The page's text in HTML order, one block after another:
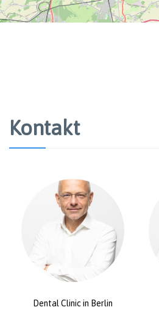
Kontakt
Dental Clinic in Berlin